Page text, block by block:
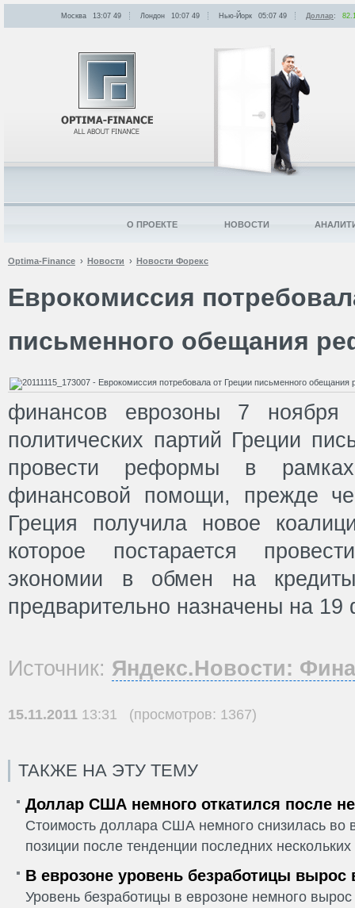
Optima-Finance Новости Новости Форекс
Еврокомиссия
письменного обещания
финансов еврозоны 7 ноября
политических партий Греции
провести реформы в
финансовой помощи, прежде
Греция получила новое
которое постарается
экономии в обмен на
предварительно назначены на
Источник: Яндекс.Новости:
15.11.2011 13:31 (просмотров: 1367)
ТАКЖЕ НА ЭТУ ТЕМУ
Доллар США немного откатился после
Стоимость доллара США немного снизилась во
позиции после тенденции последних
В еврозоне уровень безработицы вырос
Уровень безработицы в еврозоне немного
Москва 13:07 49 Лондон 10:07 49 Нью-Йорк 05:07 49 Доллар:
О ПРОЕКТЕ НОВОСТИ